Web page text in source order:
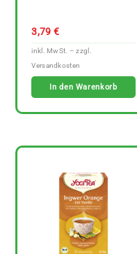
3,79 €
In den Warenkorb